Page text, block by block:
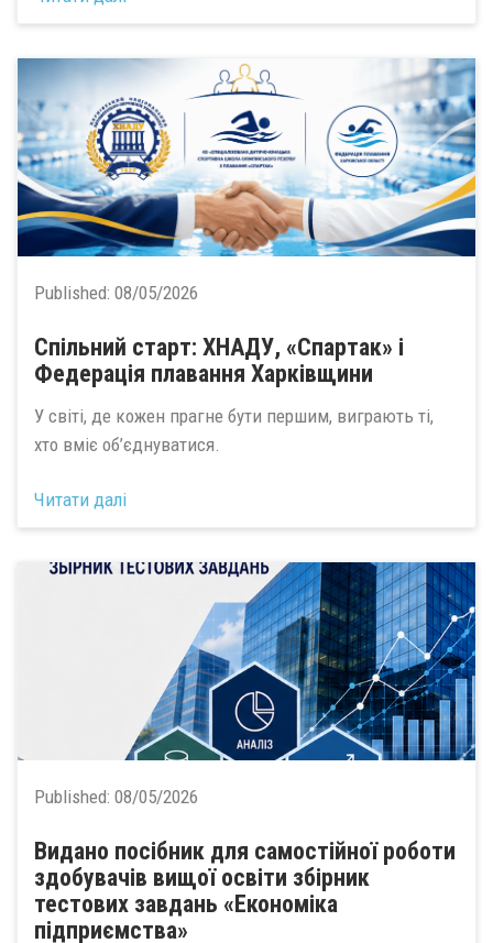
Published: 08/05/2026
Спільний старт: ХНАДУ, «Спартак» і
Федерація плавання Харківщини
У світі, де кожен прагне бути першим, виграють ті,
хто вміє об’єднуватися.
Читати далі
Published: 08/05/2026
Видано посібник для самостійної роботи
здобувачів вищої освіти збірник
тестових завдань «Економіка
підприємства»